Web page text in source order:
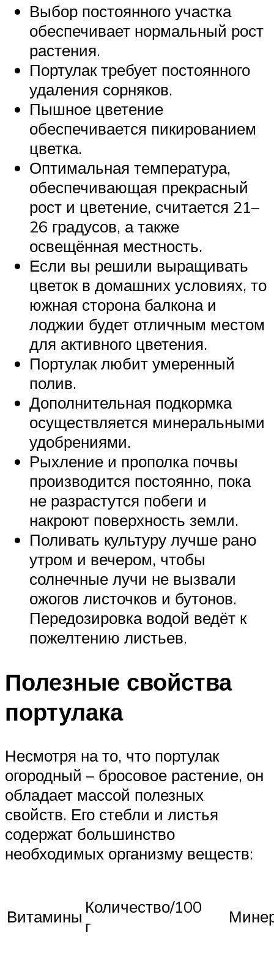
Выбор постоянного участка
обеспечивает нормальный рост
растения.
Портулак требует постоянного
удаления сорняков.
Пышное цветение
обеспечивается пикированием
цветка.
Оптимальная температура,
обеспечивающая прекрасный
рост и цветение, считается 21–
26 градусов, а также
освещённая местность.
Если вы решили выращивать
цветок в домашних условиях, то
южная сторона балкона и
лоджии будет отличным местом
для активного цветения.
Портулак любит умеренный
полив.
Дополнительная подкормка
осуществляется минеральными
удобрениями.
Рыхление и прополка почвы
производится постоянно, пока
не разрастутся побеги и
накроют поверхность земли.
Поливать культуру лучше рано
утром и вечером, чтобы
солнечные лучи не вызвали
ожогов листочков и бутонов.
Передозировка водой ведёт к
пожелтению листьев.
Полезные свойства
портулака
Несмотря на то, что портулак
огородный – бросовое растение, он
обладает массой полезных
свойств. Его стебли и листья
содержат большинство
необходимых организму веществ:
Витамины Количество/100
г